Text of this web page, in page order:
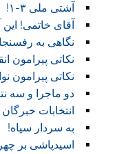
آشتی ملی ۳-۱!
آقای خاتمی!
نگاهی به
نکاتی پیرامون
نکاتی پیرامون
دو ماجرا و سه
انتخابات
به سردار سپاه!
اسیدپاشی بر